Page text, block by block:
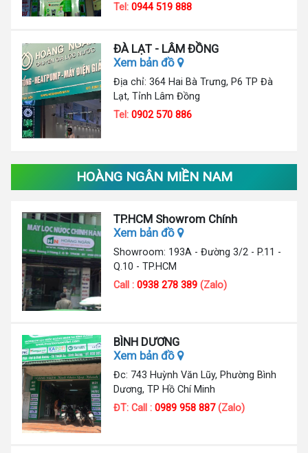
Tel:0944 519 888
ĐÀ LẠT - LÂM ĐỒNG
Xem bản đồ
Địa chỉ: 364 Hai Bà Trưng, P6 TP Đà
Lạt, Tỉnh Lâm Đồng
Tel:0902 570 886
HOÀNG NGÂN MIỀN NAM
TP.HCM Showrom Chính
Xem bản đồ
Showroom: 193A - Đường 3/2 - P.11 -
Q.10 - TP.HCM
Call :0938 278 389(Zalo)
BÌNH DƯƠNG
Xem bản đồ
Đc: 743 Huỳnh Văn Lũy, Phường Bình
Dương, TP Hồ Chí Minh
ĐT: Call :0989 958 887(Zalo)